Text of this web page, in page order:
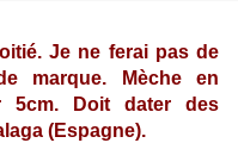
Je ne ferai pas de
marque. Mèche en
5cm. Doit dater des
(Espagne).